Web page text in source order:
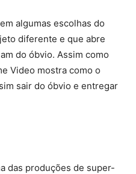
algumas escolhas do
diferente e que abre
do óbvio. Assim como
Video mostra como o
sair do óbvio e entregar
das produções de super-